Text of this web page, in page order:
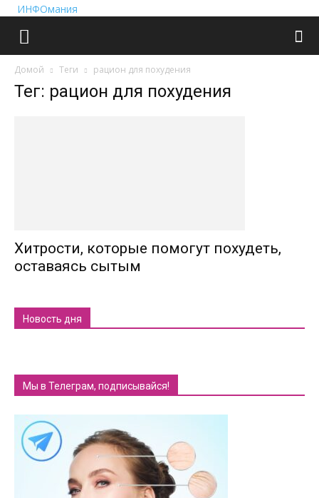
ИНФОмания
Домой Теги рацион для похудения
Тег: рацион для похудения
Хитрости, которые помогут похудеть,
оставаясь сытым
Новость дня
Мы в Телеграм, подписывайся!